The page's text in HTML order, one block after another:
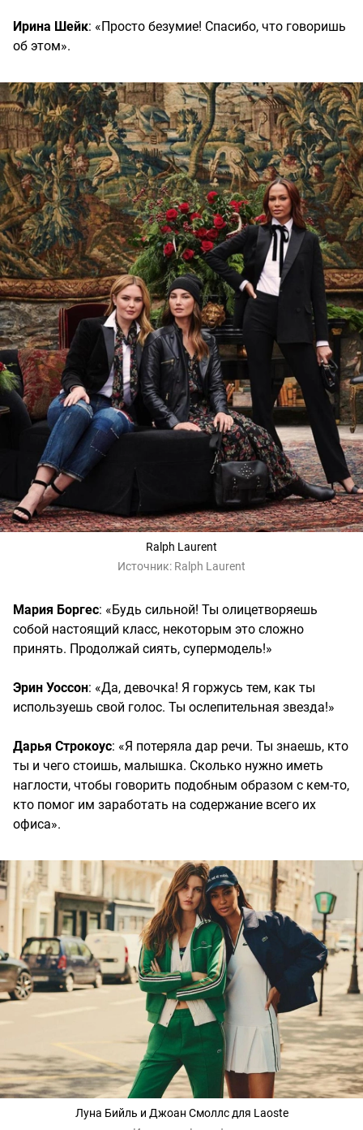
Ирина Шейк: «Просто безумие! Спасибо, что говоришь
об этом».
Ralph Laurent
Источник: Ralph Laurent
Мария Боргес: «Будь сильной! Ты олицетворяешь
собой настоящий класс, некоторым это сложно
принять. Продолжай сиять, супермодель!»
Эрин Уоссон: «Да, девочка! Я горжусь тем, как ты
используешь свой голос. Ты ослепительная звезда!»
Дарья Строкоус: «Я потеряла дар речи. Ты знаешь, кто
ты и чего стоишь, малышка. Сколько нужно иметь
наглости, чтобы говорить подобным образом с кем-то,
кто помог им заработать на содержание всего их
офиса».
Луна Бийль и Джоан Смоллс для Laoste